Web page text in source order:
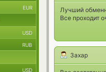
Лучший
Все проходит
Захар
EUR
USD
RUB
USD